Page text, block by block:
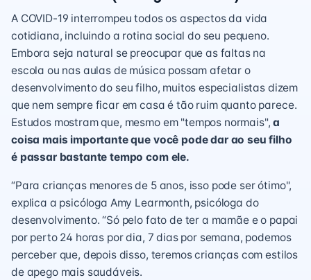
A COVID-19 interrompeu todos os aspectos da vida
cotidiana, incluindo a rotina social do seu pequeno.
Embora seja natural se preocupar que as faltas na
escola ou nas aulas de música possam afetar o
desenvolvimento do seu filho, muitos especialistas dizem
que nem sempre ficar em casa é tão ruim quanto parece.
Estudos mostram que, mesmo em "tempos normais",a
coisa mais importante que você pode dar ao seu filho
é passar bastante tempo com ele.
“Para crianças menores de 5 anos, isso pode ser ótimo",
explica a psicóloga Amy Learmonth, psicóloga do
desenvolvimento. “Só pelo fato de ter a mamãe e o papai
por perto 24 horas por dia, 7 dias por semana, podemos
perceber que, depois disso, teremos crianças com estilos
de apego mais saudáveis.